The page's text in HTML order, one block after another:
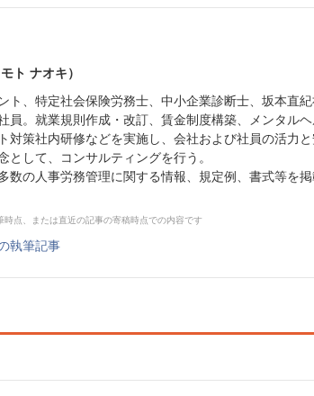
ト ナオキ）
ト、特定社会保険労務士、中小企業診断士、坂本直
員。就業規則作成・改訂、賃金制度構築、メンタル
対策社内研修などを実施し、会社および社員の活力
として、コンサルティングを行う。
数の人事労務管理に関する情報、規定例、書式等を
時点、または直近の記事の寄稿時点での内容です
執筆記事